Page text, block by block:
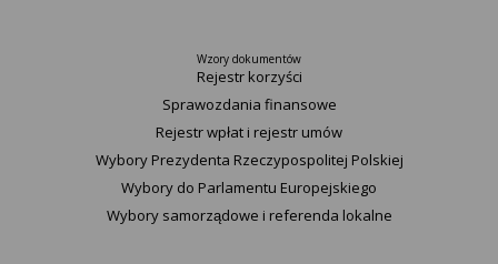
Wzory dokumentów
Rejestr korzyści
Sprawozdania finansowe
Rejestr wpłat i rejestr umów
Wybory Prezydenta Rzeczypospolitej Polskiej
Wybory do Parlamentu Europejskiego
Wybory samorządowe i referenda lokalne